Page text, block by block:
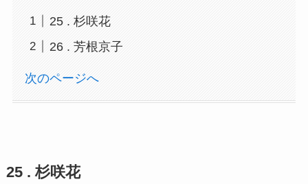
25 . 杉咲花
26 . 芳根京子
次のページへ
25 . 杉咲花